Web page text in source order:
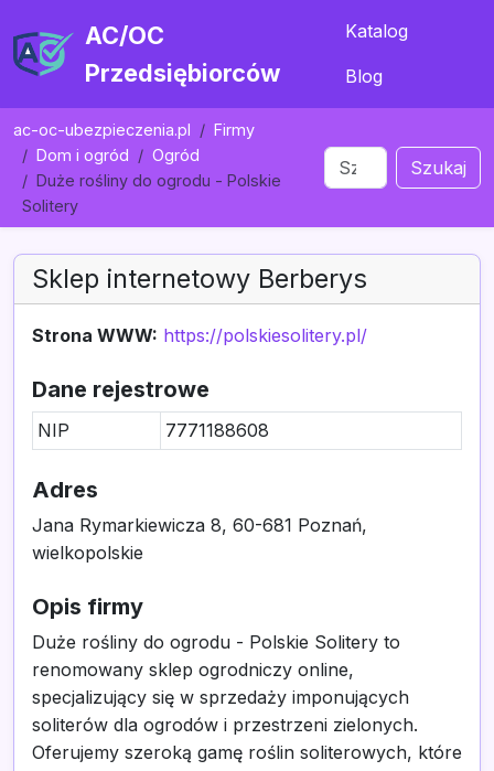
AC/OC
Przedsiębiorców
Katalog
Blog
ac-oc-ubezpieczenia.pl
Firmy
Dom i ogród
Ogród
Duże rośliny do ogrodu - Polskie
Solitery
Szukaj
Sklep internetowy Berberys
Strona WWW: https://polskiesolitery.pl/
Dane rejestrowe
NIP 7771188608
Adres
Jana Rymarkiewicza 8, 60-681 Poznań,
wielkopolskie
Opis firmy
Duże rośliny do ogrodu - Polskie Solitery to
renomowany sklep ogrodniczy online,
specjalizujący się w sprzedaży imponujących
soliterów dla ogrodów i przestrzeni zielonych.
Oferujemy szeroką gamę roślin soliterowych, które